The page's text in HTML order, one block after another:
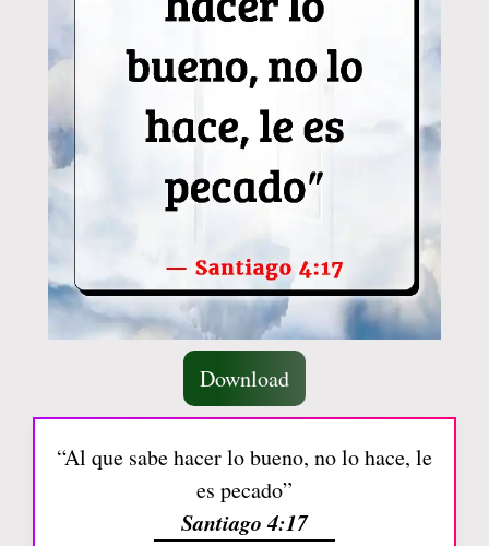
Download
“Al que sabe hacer lo bueno, no lo hace, le
es pecado”
Santiago 4:17